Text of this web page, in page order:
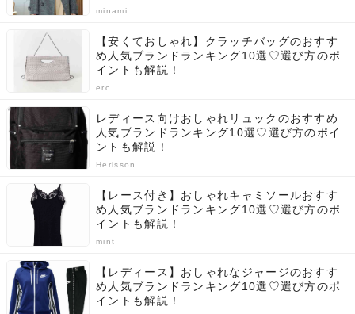
minami
【安くておしゃれ】クラッチバッグのおすす
め人気ブランドランキング10選♡選び方のポ
イントも解説！
erc
レディース向けおしゃれリュックのおすすめ
人気ブランドランキング10選♡選び方のポイ
ントも解説！
Herisson
【レース付き】おしゃれキャミソールおすす
め人気ブランドランキング10選♡選び方のポ
イントも解説！
mint
【レディース】おしゃれなジャージのおすす
め人気ブランドランキング10選♡選び方のポ
イントも解説！